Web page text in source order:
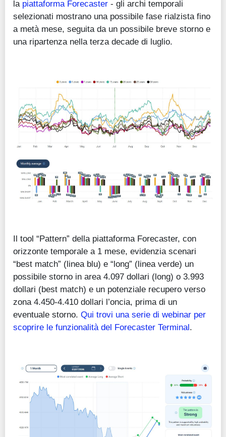
la piattaforma Forecaster - gli archi temporali
selezionati mostrano una possibile fase rialzista fino
a metà mese, seguita da un possibile breve storno e
una ripartenza nella terza decade di luglio.
Il tool “Pattern” della piattaforma Forecaster, con
orizzonte temporale a 1 mese, evidenzia scenari
“best match” (linea blu) e “long” (linea verde) un
possibile storno in area 4.097 dollari (long) o 3.993
dollari (best match) e un potenziale recupero verso
zona 4.450-4.410 dollari l’oncia, prima di un
eventuale storno. Qui trovi una serie di webinar per
scoprire le funzionalità del Forecaster Terminal.